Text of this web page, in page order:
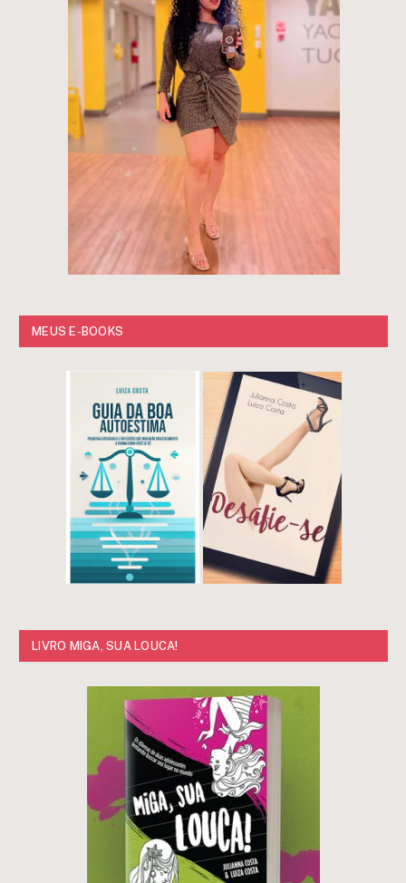
MEUS E-BOOKS
LIVRO MIGA, SUA LOUCA!